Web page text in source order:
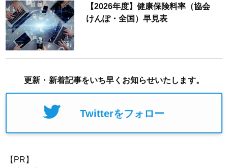
【2026年度】健康保険料率（協会
けんぽ・全国）早見表
更新・新着記事をいち早くお知らせいたします。
Twitterをフォロー
【PR】